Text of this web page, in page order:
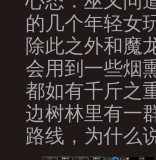
的几个年轻女
除此之外和魔
会用到一些烟
都如有千斤之
边树林里有一
路线，为什么